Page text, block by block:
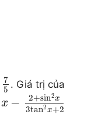
7
5 . Giá trị của
x − 2+sin2x
3tan2x+2